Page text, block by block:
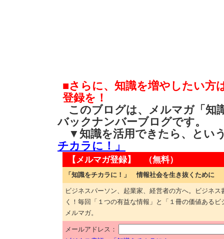
■さらに、知識を増やしたい方
登録を！
このブログは、メルマガ「知
バックナンバーブログです。
▼知識を活用できたら、と
チカラに！」
【メルマガ登録】 （無料）
「知識をチカラに！」 情報社会を生き抜くために
ビジネスパーソン、起業家、経営者の方へ。ビジネ
く！毎回「１つの有益な情報」と「１冊の価値ある
メルマガ。
メールアドレス：